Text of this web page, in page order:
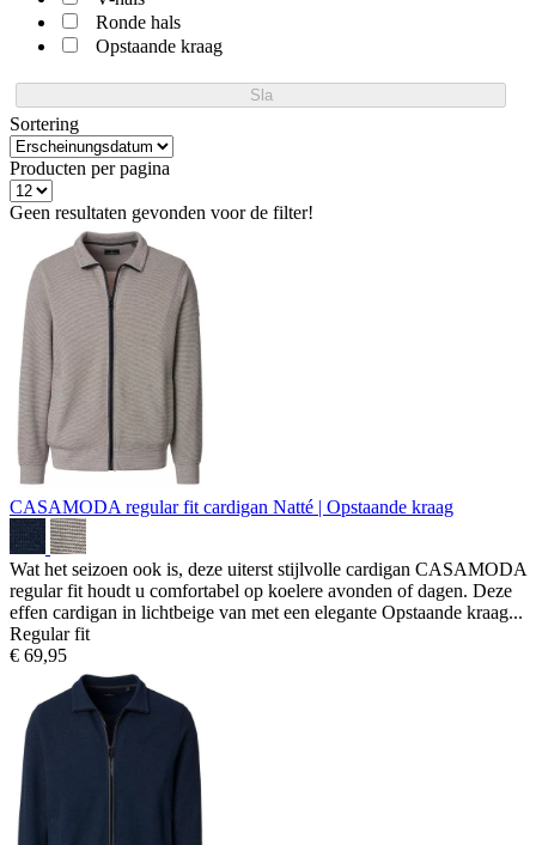
Ronde hals
Opstaande kraag
Sla
Sortering
Producten per pagina
Geen resultaten gevonden voor de filter!
CASAMODA regular fit cardigan Natté | Opstaande kraag
Wat het seizoen ook is, deze uiterst stijlvolle cardigan CASAMODA
regular fit houdt u comfortabel op koelere avonden of dagen. Deze
effen cardigan in lichtbeige van met een elegante Opstaande kraag...
Regular fit
€ 69,95